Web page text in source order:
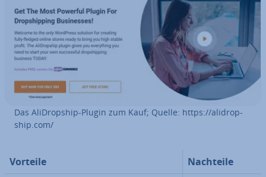
Das Ali­Drop­ship-Plugin zum Kauf; Quelle: https://ali­drop­
ship.com/
Vorteile
Nachteile